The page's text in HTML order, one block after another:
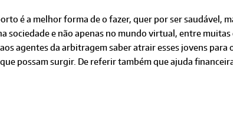
é a melhor forma de o fazer, quer por ser saudável,
e não apenas no mundo virtual, entre muitas
agentes da arbitragem saber atrair esses jovens para
possam surgir. De referir também que ajuda